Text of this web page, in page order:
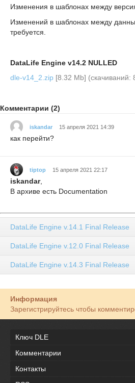
Изменения в шаблонах между
Изменений в шаблонах между
требуется.
DataLife Engine v14.2 NULLED
dle-v14_2.zip [8.32 Mb] (cкачиваний:
Комментарии (2)
iskandar 15 апреля 2021 14:39
как перейти?
tiptop 15 апреля 2021 22:17
iskandar,
В архиве есть Documentation
DataLife Engine v.14.1 Final Release
DataLife Engine v.12.0 Final Release
DataLife Engine v.14.3 Final Release
Информация
Зарегистрируйтесь чтобы
Ключ DLE
Комментарии
Контакты